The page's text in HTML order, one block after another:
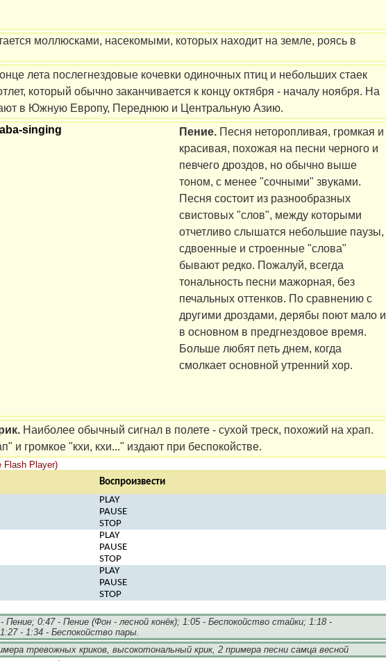
моллюсками, насекомыми, которых находит на земле, роясь в
лета послегнездовые кочевки одиночных птиц и небольших стаек
который обычно заканчивается к концу октября - началу ноября. На
в Южную Европу, Переднюю и Центральную Азию.
Пение. Песня неторопливая, громкая и
красивая, похожая на песни черного и
певчего дроздов, но обычно выше
тоном, с менее "сочными" звуками.
Песня состоит из разнообразных
свистовых "слов", между которыми
отчетливо слышатся небольшие паузы,
сдвоенные и строенные "слова"
бывают редко. Пожалуй, всегда
тональность песни мажорная, без
печальных оттенков. По сравнению с
другими дроздами, дерябы поют мало и
в основном в предгнездовое время.
Больше любят петь днем, когда
смолкает основной утренний хор.
Наиболее обычный сигнал в полете - сухой треск, похожий на храп.
и громкое "кхи, кхи..." издают при беспокойстве.
Flash Player)
Воспроизвести
PLAY
PAUSE
STOP
PLAY
PAUSE
STOP
PLAY
PAUSE
STOP
Пение; 0:47 - Пение (Фон - лесной конёк); 1:05 - Беспокойство стайки; 1:18 -
- 1:34 - Беспокойство пары.
тревожных криков, высокотональный крик, 2 примера песни самца весной